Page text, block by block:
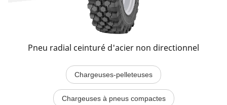
Pneu radial ceinturé d'acier non directionnel
Chargeuses-pelleteuses
Chargeuses à pneus compactes